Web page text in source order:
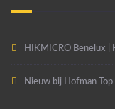
HIKMICRO Benelux |
Nieuw bij Hofman